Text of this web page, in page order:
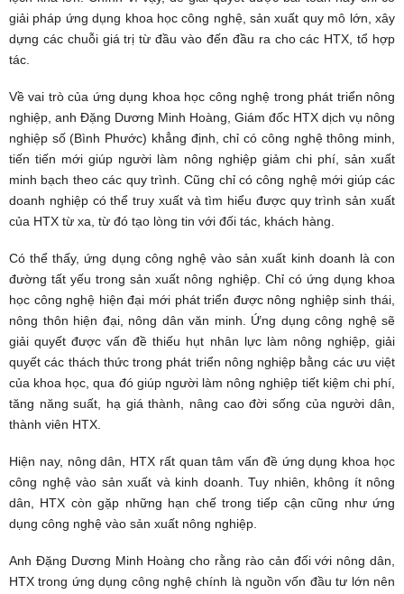
giải pháp ứng dụng khoa học công nghệ, sản xuất quy mô lớn, xây
dựng các chuỗi giá trị từ đầu vào đến đầu ra cho các HTX, tổ hợp
tác.
Về vai trò của ứng dụng khoa học công nghệ trong phát triển nông
nghiệp, anh Đặng Dương Minh Hoàng, Giám đốc HTX dịch vụ nông
nghiệp số (Bình Phước) khẳng định, chỉ có công nghệ thông minh,
tiến tiến mới giúp người làm nông nghiệp giảm chi phí, sản xuất
minh bạch theo các quy trình. Cũng chỉ có công nghệ mới giúp các
doanh nghiệp có thể truy xuất và tìm hiểu được quy trình sản xuất
của HTX từ xa, từ đó tạo lòng tin với đối tác, khách hàng.
Có thể thấy, ứng dụng công nghệ vào sản xuất kinh doanh là con
đường tất yếu trong sản xuất nông nghiệp. Chỉ có ứng dụng khoa
học công nghệ hiện đại mới phát triển được nông nghiệp sinh thái,
nông thôn hiện đại, nông dân văn minh. Ứng dụng công nghệ sẽ
giải quyết được vấn đề thiếu hụt nhân lực làm nông nghiệp, giải
quyết các thách thức trong phát triển nông nghiệp bằng các ưu việt
của khoa học, qua đó giúp người làm nông nghiệp tiết kiệm chi phí,
tăng năng suất, hạ giá thành, nâng cao đời sống của người dân,
thành viên HTX.
Hiện nay, nông dân, HTX rất quan tâm vấn đề ứng dụng khoa học
công nghệ vào sản xuất và kinh doanh. Tuy nhiên, không ít nông
dân, HTX còn gặp những hạn chế trong tiếp cận cũng như ứng
dụng công nghệ vào sản xuất nông nghiệp.
Anh Đặng Dương Minh Hoàng cho rằng rào cản đối với nông dân,
HTX trong ứng dụng công nghệ chính là nguồn vốn đầu tư lớn nên